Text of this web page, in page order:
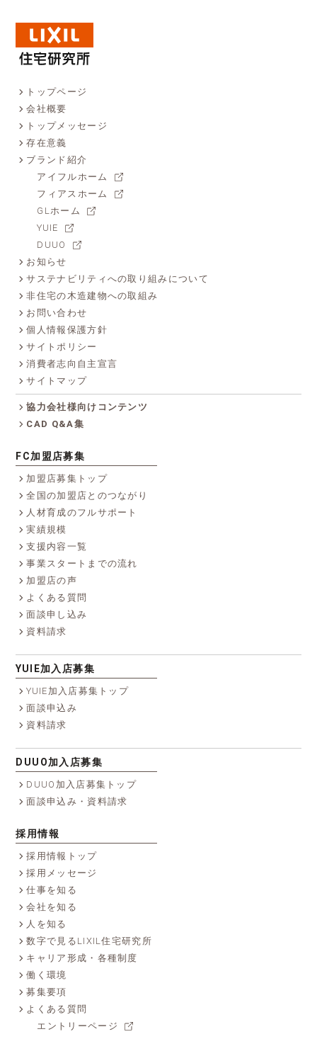
トップページ
会社概要
トップメッセージ
存在意義
ブランド紹介
アイフルホーム
フィアスホーム
GLホーム
YUIE
DUUO
お知らせ
サステナビリティへの取り組みについて
非住宅の木造建物への取組み
お問い合わせ
個人情報保護方針
サイトポリシー
消費者志向自主宣言
サイトマップ
協力会社様向けコンテンツ
CAD Q&A集
FC加盟店募集
加盟店募集トップ
全国の加盟店とのつながり
人材育成のフルサポート
実績規模
支援内容一覧
事業スタートまでの流れ
加盟店の声
よくある質問
面談申し込み
資料請求
YUIE加入店募集
YUIE加入店募集トップ
面談申込み
資料請求
DUUO加入店募集
DUUO加入店募集トップ
面談申込み・資料請求
採用情報
採用情報トップ
採用メッセージ
仕事を知る
会社を知る
人を知る
数字で見るLIXIL住宅研究所
キャリア形成・各種制度
働く環境
募集要項
よくある質問
エントリーページ